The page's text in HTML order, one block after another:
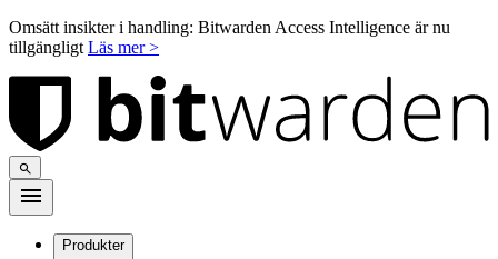
Omsätt insikter i handling: Bitwarden Access Intelligence är nu
tillgängligt Läs mer >
Produkter